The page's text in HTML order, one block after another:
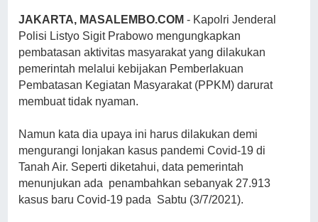
JAKARTA, MASALEMBO.COM - Kapolri Jenderal
Polisi Listyo Sigit Prabowo mengungkapkan
pembatasan aktivitas masyarakat yang dilakukan
pemerintah melalui kebijakan Pemberlakuan
Pembatasan Kegiatan Masyarakat (PPKM) darurat
membuat tidak nyaman.
Namun kata dia upaya ini harus dilakukan demi
mengurangi lonjakan kasus pandemi Covid-19 di
Tanah Air. Seperti diketahui, data pemerintah
menunjukan ada penambahkan sebanyak 27.913
kasus baru Covid-19 pada Sabtu (3/7/2021).